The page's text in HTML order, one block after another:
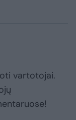
vartotojai.